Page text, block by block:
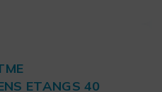
ETANGS 40